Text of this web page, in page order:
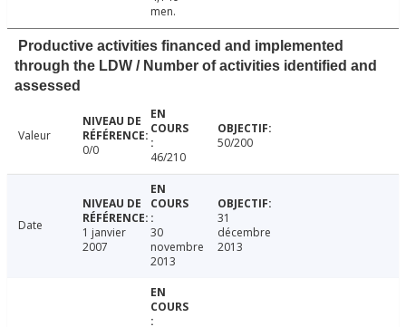
men.
Productive activities financed and implemented
through the LDW / Number of activities identified and
assessed
Valeur
0/0
46/210
50/200
Date
1 janvier
2007
30
novembre
2013
31
décembre
2013